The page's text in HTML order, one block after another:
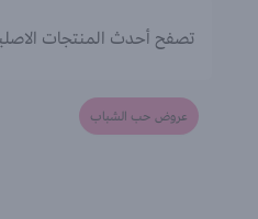
تصفح أحدث المنتجات
عروض حب الشباب